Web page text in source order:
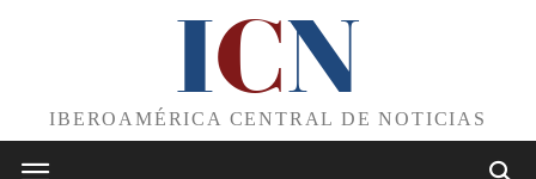
ICN
IBEROAMÉRICA CENTRAL DE NOTICIAS